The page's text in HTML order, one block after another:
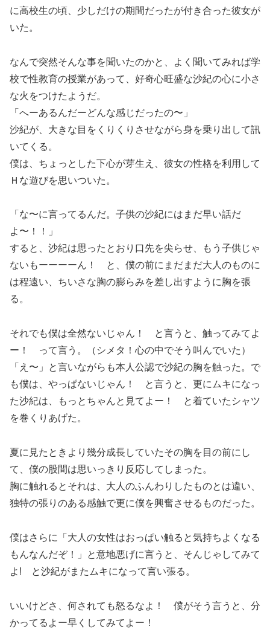
に高校生の頃、少しだけの期間だったが付き合った彼女が
いた。
なんで突然そんな事を聞いたのかと、よく聞いてみれば学
校で性教育の授業があって、好奇心旺盛な沙紀の心に小さ
な火をつけたようだ。
「へーあるんだーどんな感じだったの〜」
沙紀が、大きな目をくりくりさせながら身を乗り出して訊
いてくる。
僕は、ちょっとした下心が芽生え、彼女の性格を利用して
Ｈな遊びを思いついた。
「な〜に言ってるんだ。子供の沙紀にはまだ早い話だ
よ〜！！」
すると、沙紀は思ったとおり口先を尖らせ、もう子供じゃ
ないもーーーーん！ と、僕の前にまだまだ大人のものに
は程遠い、ちいさな胸の膨らみを差し出すように胸を張
る。
それでも僕は全然ないじゃん！ と言うと、触ってみてよ
ー！ って言う。（シメタ！心の中でそう叫んでいた）
「え〜」と言いながらも本人公認で沙紀の胸を触った。で
も僕は、やっぱないじゃん！ と言うと、更にムキになっ
た沙紀は、もっとちゃんと見てよー！ と着ていたシャツ
を巻くりあげた。
夏に見たときより幾分成長していたその胸を目の前にし
て、僕の股間は思いっきり反応してしまった。
胸に触れるとそれは、大人のふんわりしたものとは違い、
独特の張りのある感触で更に僕を興奮させるものだった。
僕はさらに「大人の女性はおっぱい触ると気持ちよくなる
もんなんだぞ！」と意地悪げに言うと、そんじゃしてみて
よ! と沙紀がまたムキになって言い張る。
いいけどさ、何されても怒るなよ！ 僕がそう言うと、分
かってるよー早くしてみてよー！